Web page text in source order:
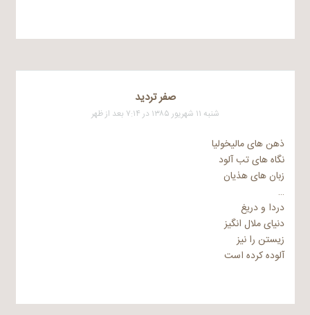
صفر ترديد
شنبه ۱۱ شهریور ۱۳۸۵ در ۷:۱۴ بعد از ظهر
ذهن های مالیخولیا
نگاه های تب آلود
زبان های هذیان
…
دردا و دریغ
دنیای ملال انگیز
زیستن را نیز
آلوده کرده است